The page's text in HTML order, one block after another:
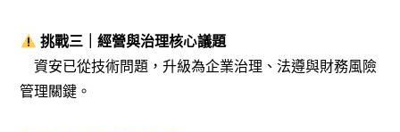
挑戰三｜經營與治理核心議題
資安已從技術問題，升級為企業治理、法遵與財務風險
管理關鍵。